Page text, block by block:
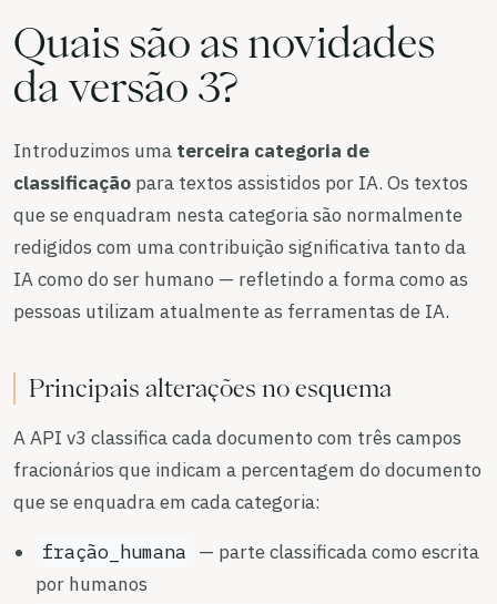
Quais são as novidades
da versão 3?
Introduzimos uma terceira categoria de
classificação para textos assistidos por IA. Os textos
que se enquadram nesta categoria são normalmente
redigidos com uma contribuição significativa tanto da
IA como do ser humano — refletindo a forma como as
pessoas utilizam atualmente as ferramentas de IA.
Principais alterações no esquema
A API v3 classifica cada documento com três campos
fracionários que indicam a percentagem do documento
que se enquadra em cada categoria:
fração_humana — parte classificada como escrita
por humanos